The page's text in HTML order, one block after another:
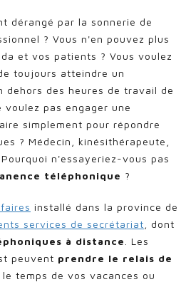
dérangé par la sonnerie de
? Vous n'en pouvez plus
et vos patients ? Vous voulez
toujours atteindre un
dehors des heures de travail de
pas engager une
simplement pour répondre
? Médecin, kinésithérapeute,
n'essayeriez-vous pas
téléphonique ?
installé dans la province de
services de secrétariat , dont
à distance
. Les
peuvent prendre le relais de
, le temps de vos vacances ou